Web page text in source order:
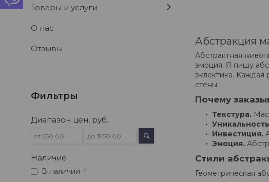
Абстракция
Абстрактная
эмоция. Я пишу
эклектика. Каждая
стены.
Почему
Текстура.
Инвестиция.
Эмоция.
Стили
Геометрическая
Товары и услуги
О нас
Отзывы
Фильтры
Диапазон цен, руб.
Наличие
В наличии 4